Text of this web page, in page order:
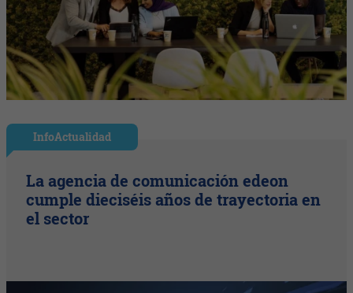
InfoActualidad
La agencia de comunicación edeon
cumple dieciséis años de trayectoria en
el sector